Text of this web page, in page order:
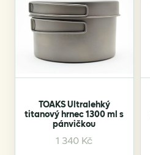
TOAKS Ultralehký
titanový hrnec 1300 ml s
pánvičkou
1 340 Kč